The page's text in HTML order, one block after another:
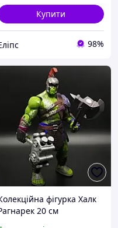
Купити
98%
фігурка Халк
20 см